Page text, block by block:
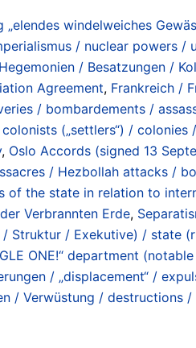
„elendes windelweiches
/ nuclear powers /
/ Besatzungen /
Agreement, Frankreich /
/ bombardements /
(„settlers“) / colonies
, Oslo Accords (signed 13
/ Hezbollah attacks /
of the state in relation to
Verbrannten Erde,
/ Struktur / Exekutive) / state
ONE!“ department
/ „displacement“ /
/ Verwüstung / destructions